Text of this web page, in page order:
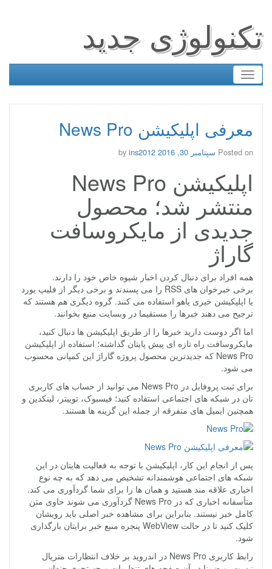
تکنولوژی جدید
Toggle
navigation
معرفی اپلیکیشن News Pro
Posted on سپتامبر 30, 2016 ins2012
اپلیکیشن News Pro
منتشر شد؛ محصول
جدیدی از مایکروسافت
گاراژ
همه افراد برای دنبال کردن اخبار شیوه خاص خود را دارند.
برخی خبرخوان های RSS را می پسندند و برخی دیگر از فلیپ بورد
یا اپلیکیشن خبری یاهو استفاده می کنند. گروه دیگری هم هستند که
ترجیح می دهند خبرها را مستقیما در وبسایت منبع بخوانند.
اما اگر دوست دارید خبرها را از طریق اپلیکیشن ها دنبال کنید،
مایکروسافت راه تازه ای پیش پایتان گذاشته؛ استفاده از اپلیکیشن
News Pro که جدیدترین محصول پروژه گاراژ این کمپانی محسوب
می شود.
برای ثبت پروفایل در News Pro می توانید از حساب های کاربری
تان در شبکه های اجتماعی استفاده کنید؛ فیسبوک، توییتر، لینکدین و
همچنین ایمیل های متفرقه از جمله این گزینه ها هستند.
پس از انجام این کار، اپلیکیشن با توجه به فعالیت هایتان در این
شبکه های اجتماعی هوشمندانه تشخیص می دهد که به چه نوع
اخباری علاقه مند هستید و همان ها را برای شما گردآوری می کند.
متأسفانه اخباری که در News Pro گردآوری می شوند حاوی متن
کامل خبر نیستند. بنابراین برای مشاهده خبر اصلی باید رویشان
کلیک کنید تا در حالت WebView پنجره منبع خبر برایتان بارگذاری
شود.
رابط کاربری News Pro در اندروید بر خلاف انتظارات متریال